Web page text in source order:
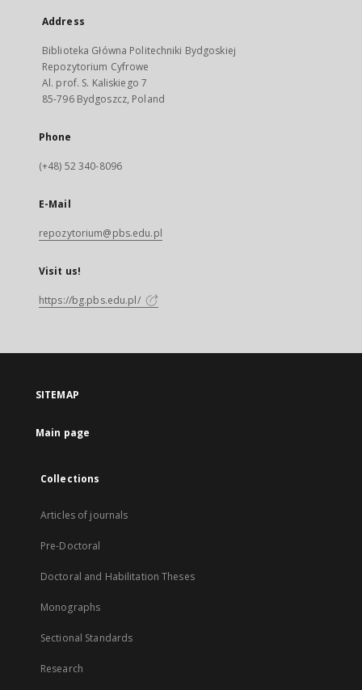
Address
Biblioteka Główna Politechniki Bydgoskiej
Repozytorium Cyfrowe
Al. prof. S. Kaliskiego 7
85-796 Bydgoszcz, Poland
Phone
(+48) 52 340-8096
E-Mail
repozytorium@pbs.edu.pl
Visit us!
https://bg.pbs.edu.pl/
SITEMAP
Main page
Collections
Articles of journals
Pre-Doctoral
Doctoral and Habilitation Theses
Monographs
Sectional Standards
Research